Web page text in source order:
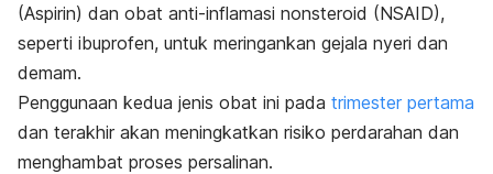
(Aspirin) dan obat anti-inflamasi nonsteroid (NSAID),
seperti ibuprofen, untuk meringankan gejala nyeri dan
demam.
Penggunaan kedua jenis obat ini pada trimester pertama
dan terakhir akan meningkatkan risiko perdarahan dan
menghambat proses persalinan.